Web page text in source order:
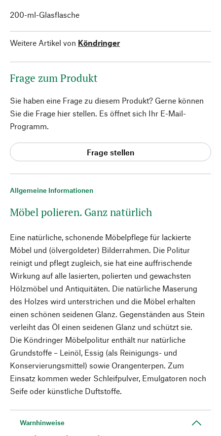
Allgemeine Informationen
Möbel polieren. Ganz natürlich
Eine natürliche, schonende Möbelpflege für lackierte
Möbel und (ölvergoldeter) Bilderrahmen. Die Politur
reinigt und pflegt zugleich, sie hat eine auffrischende
Wirkung auf alle lasierten, polierten und gewachsten
Hölzmöbel und Antiquitäten. Die natürliche Maserung
des Holzes wird unterstrichen und die Möbel erhalten
einen schönen seidenen Glanz. Gegenständen aus Stein
verleiht das Öl einen seidenen Glanz und schützt sie.
Die Köndringer Möbelpolitur enthält nur natürliche
Grundstoffe – Leinöl, Essig (als Reinigungs- und
Konservierungsmittel) sowie Orangenterpen. Zum
Einsatz kommen weder Schleifpulver, Emulgatoren noch
Seife oder künstliche Duftstoffe.
Warnhinweise
200-ml-Glasflasche
Weitere Artikel von Köndringer
Frage zum Produkt
Sie haben eine Frage zu diesem Produkt? Gerne können
Sie die Frage hier stellen. Es öffnet sich Ihr E-Mail-
Programm.
Frage stellen